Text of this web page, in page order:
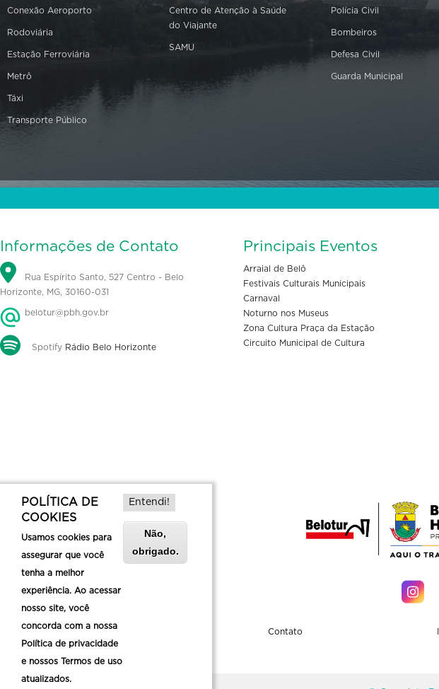
Conexão Aeroporto
Rodoviária
Estação Ferroviária
Metrô
Táxi
Transporte Público
Centro de Atenção à Saúde
do Viajante
SAMU
Polícia Civil
Bombeiros
Defesa Civil
Guarda Municipal
Informações de Contato
Rua Espírito Santo, 527 Centro - Belo
Horizonte, MG, 30160-031
belotur@pbh.gov.br
Spotify Rádio Belo Horizonte
Principais Eventos
Arraial de Belô
Festivais Culturais Municipais
Carnaval
Noturno nos Museus
Zona Cultura Praça da Estação
Circuito Municipal de Cultura
Sobre a Belotur Contato
POLÍTICA DE
COOKIES
Usamos cookies para
assegurar que você
tenha a melhor
experiência. Ao acessar
nosso site, você
concorda com a nossa
Política de privacidade
e nossos Termos de uso
atualizados.
Entendi!
Não,
obrigado.